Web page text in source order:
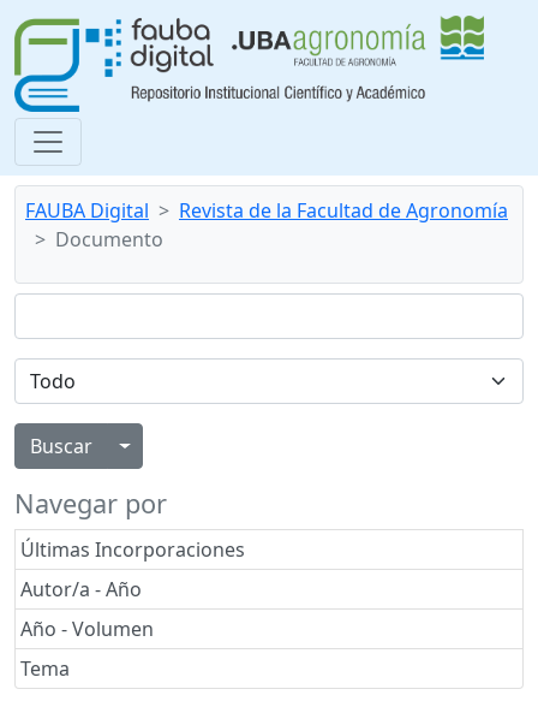
FAUBA Digital
Revista de la Facultad de Agronomía
Documento
Alternar menú desplegable
Navegar por
Últimas Incorporaciones
Autor/a - Año
Año - Volumen
Tema